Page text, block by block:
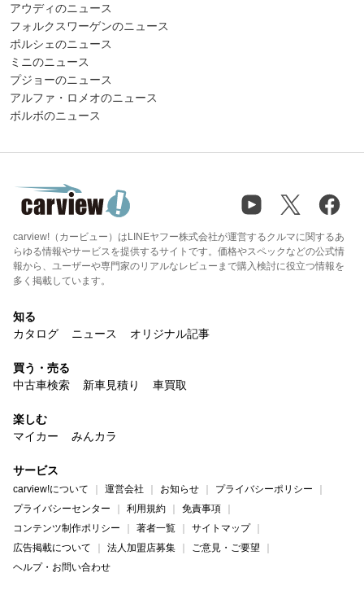
アウディのニュース
フォルクスワーゲンのニュース
ポルシェのニュース
ミニのニュース
プジョーのニュース
アルファ・ロメオのニュース
ボルボのニュース
carview!（カービュー）はLINEヤフー株式会社が運営するクルマに関するあ
らゆる情報やサービスを提供するサイトです。価格やスペックなどの公式情
報から、ユーザーや専門家のリアルなレビューまで購入検討に役立つ情報を
多く掲載しています。
知る
カタログ
ニュース オリジナル記事
買う・売る
中古車検索
新車見積り 車買取
楽しむ
マイカー
みんカラ
サービス
carview!について 運営会社 お知らせ
プライバシーポリシー
プライバシーセンター
利用規約
免責事項
コンテンツ制作ポリシー
著者一覧
サイトマップ
広告掲載について
法人加盟店募集
ご意見・ご要望
ヘルプ・お問い合わせ